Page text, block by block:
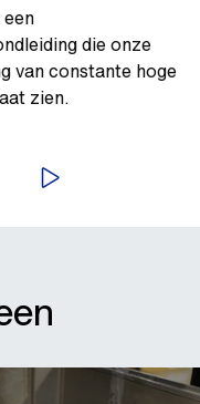
die onze
van constante hoge
zien.
BEKIJK VIDEO